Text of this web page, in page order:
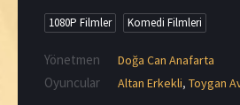
1080P Filmler Komedi Filmleri
Yönetmen Doğa Can Anafarta
Oyuncular Altan Erkekli, Toygan